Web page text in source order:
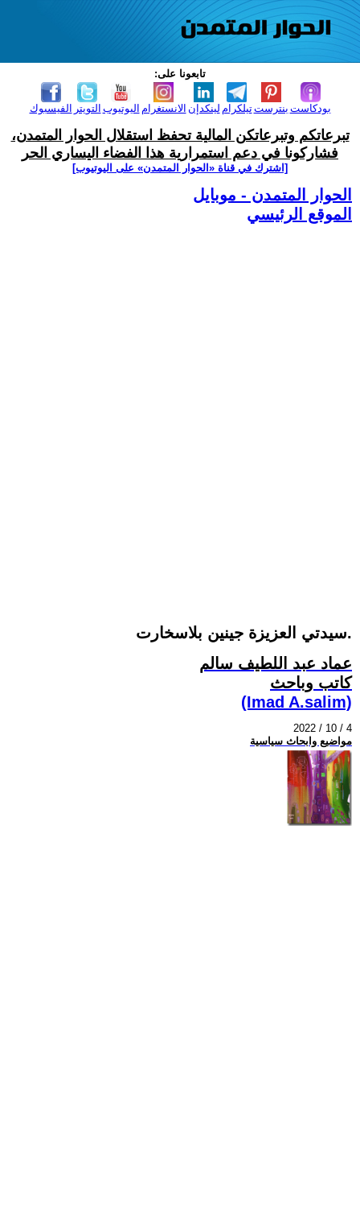
تابعونا على:
الفيسبوك التويتر اليوتيوب الانستغرام لينكدإن تيلكرامبنترست بودكاست
تبرعاتكم وتبرعاتكن المالية تحفظ استقلال الحوار المتمدن،
فشاركونا في دعم استمرارية هذا الفضاء اليساري الحر
[اشترك في قناة ‫«الحوار المتمدن» على اليوتيوب]
الحوار المتمدن - موبايل
الموقع الرئيسي
سيدتي العزيزة جينين بلاسخارت.
عماد عبد اللطيف سالم
كاتب وباحث
(Imad A.salim)
2022 / 10 / 4
مواضيع وابحاث سياسية